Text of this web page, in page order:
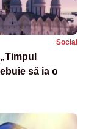
Social
să ia o